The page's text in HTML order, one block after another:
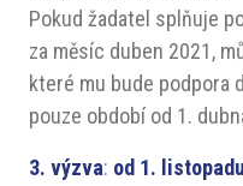
Pokud žadatel splňuje
za měsíc duben 2021,
které mu bude podpora
pouze období od 1.
3. výzva: od 1.